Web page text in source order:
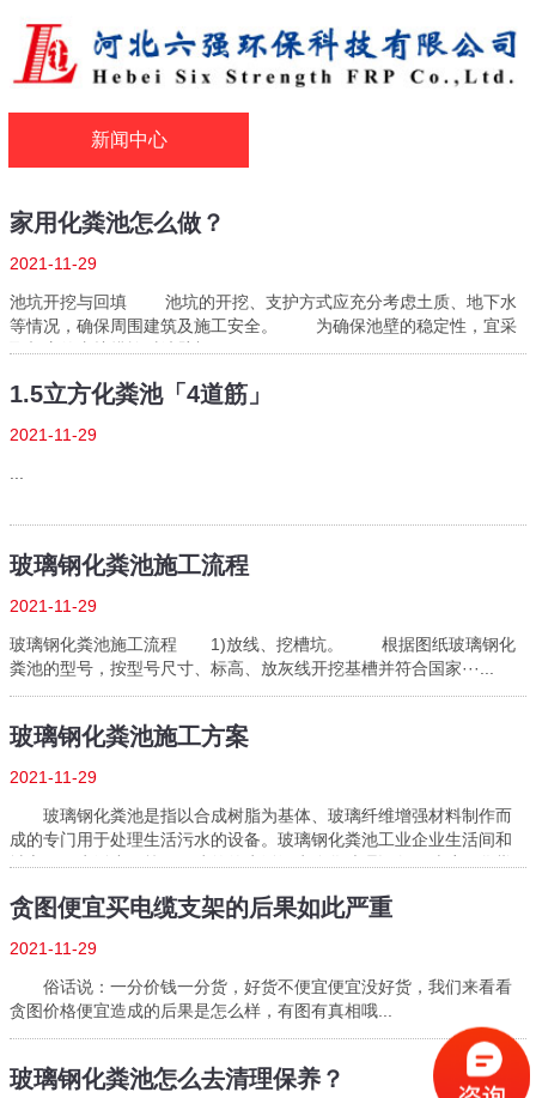
新闻中心
家用化粪池怎么做？
2021-11-29
池坑开挖与回填 池坑的开挖、支护方式应充分考虑土质、地下水
等情况，确保周围建筑及施工安全。 为确保池壁的稳定性，宜采
取相应的支护措施对池壁加···...
1.5立方化粪池「4道筋」
2021-11-29
...
玻璃钢化粪池施工流程
2021-11-29
玻璃钢化粪池施工流程 1)放线、挖槽坑。 根据图纸玻璃钢化
粪池的型号，按型号尺寸、标高、放灰线开挖基槽并符合国家···...
玻璃钢化粪池施工方案
2021-11-29
玻璃钢化粪池是指以合成树脂为基体、玻璃纤维增强材料制作而
成的专门用于处理生活污水的设备。玻璃钢化粪池工业企业生活间和
城市居民生活小区等民用建筑的生活污水净化处理设备。玻璃钢化粪
贪图便宜买电缆支架的后果如此严重
2021-11-29
俗话说：一分价钱一分货，好货不便宜便宜没好货，我们来看看
贪图价格便宜造成的后果是怎么样，有图有真相哦...
玻璃钢化粪池怎么去清理保养？